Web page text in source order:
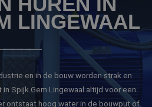
LINGEWAAL
en in de bouw worden strak en
in Spijk Gem Lingewaal altijd voor een
ontstaat hoog water in de bouwput of